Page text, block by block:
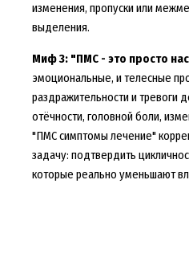
изменения, пропуски или
выделения.
Миф 3: "ПМС - это просто
эмоциональные, и телесные
раздражительности и тревоги
отёчности, головной боли,
"ПМС симптомы лечение"
задачу: подтвердить
которые реально уменьшают